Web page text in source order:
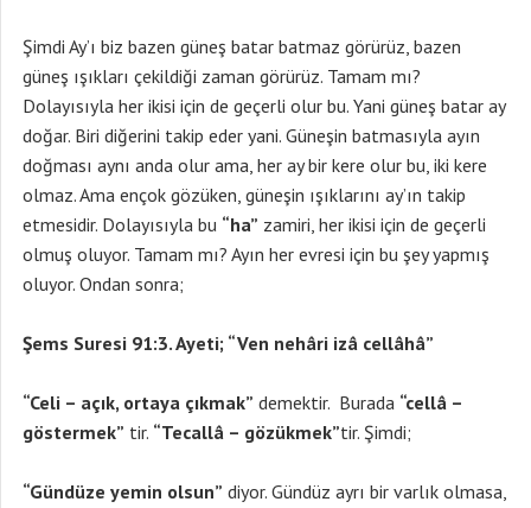
Şimdi Ay’ı biz bazen güneş batar batmaz görürüz, bazen
güneş ışıkları çekildiği zaman görürüz. Tamam mı?
Dolayısıyla her ikisi için de geçerli olur bu. Yani güneş batar ay
doğar. Biri diğerini takip eder yani. Güneşin batmasıyla ayın
doğması aynı anda olur ama, her ay bir kere olur bu, iki kere
olmaz. Ama ençok gözüken, güneşin ışıklarını ay’ın takip
etmesidir. Dolayısıyla bu “ha” zamiri, her ikisi için de geçerli
olmuş oluyor. Tamam mı? Ayın her evresi için bu şey yapmış
oluyor. Ondan sonra;
Şems Suresi 91:3. Ayeti; “Ven nehâri izâ cellâhâ”
“Celi – açık, ortaya çıkmak” demektir. Burada “cellâ –
göstermek” tir. “Tecallâ – gözükmek”tir. Şimdi;
“Gündüze yemin olsun” diyor. Gündüz ayrı bir varlık olmasa,